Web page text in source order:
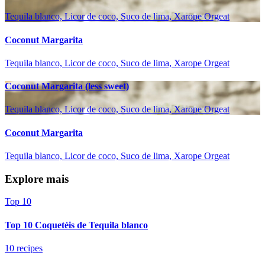
Tequila blanco, Licor de coco, Suco de lima, Xarope Orgeat
Coconut Margarita
Tequila blanco, Licor de coco, Suco de lima, Xarope Orgeat
Coconut Margarita (less sweet)
Tequila blanco, Licor de coco, Suco de lima, Xarope Orgeat
Coconut Margarita
Tequila blanco, Licor de coco, Suco de lima, Xarope Orgeat
Explore mais
Top 10
Top 10 Coquetéis de Tequila blanco
10 recipes